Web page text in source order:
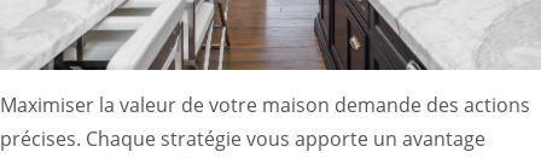
Maximiser la valeur de votre maison demande des actions
précises. Chaque stratégie vous apporte un avantage